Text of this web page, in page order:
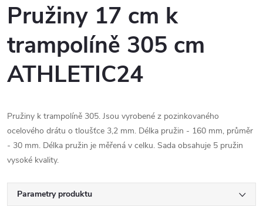
Pružiny 17 cm k
trampolíně 305 cm
ATHLETIC24
Pružiny k trampolíně 305. Jsou vyrobené z pozinkovaného
ocelového drátu o tloušťce 3,2 mm. Délka pružin - 160 mm, průměr
- 30 mm. Délka pružin je měřená v celku. Sada obsahuje 5 pružin
vysoké kvality.
Parametry produktu